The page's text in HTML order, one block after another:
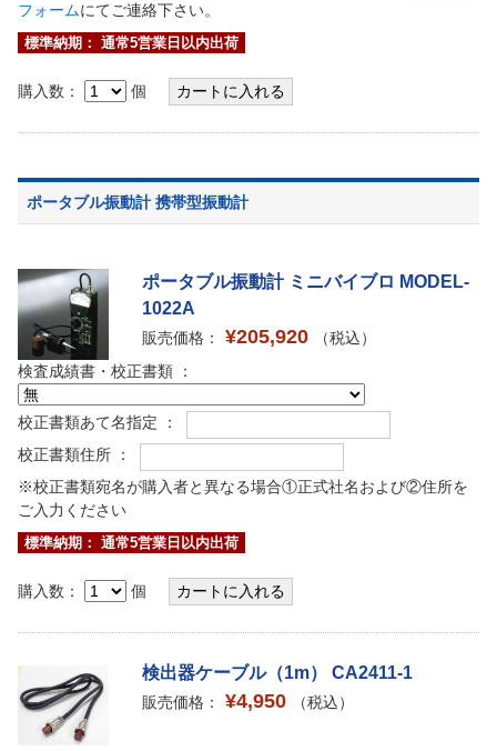
フォームにてご連絡下さい。
標準納期： 通常5営業日以内出荷
購入数： 個
ポータブル振動計 携帯型振動計
ポータブル振動計 ミニバイブロ MODEL-
1022A
販売価格： ¥205,920
（税込）
検査成績書・校正書類 ：
校正書類あて名指定 ：
校正書類住所 ：
※校正書類宛名が購入者と異なる場合①正式社名および②住所を
ご入力ください
標準納期： 通常5営業日以内出荷
購入数： 個
検出器ケーブル（1m） CA2411-1
販売価格： ¥4,950 （税込）